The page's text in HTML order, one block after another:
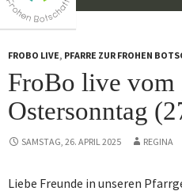
FROBO LIVE, PFARRE ZUR FROHEN
FroBo live vom
Ostersonntag
SAMSTAG, 26. APRIL 2025 REGINA
Liebe Freunde in unseren